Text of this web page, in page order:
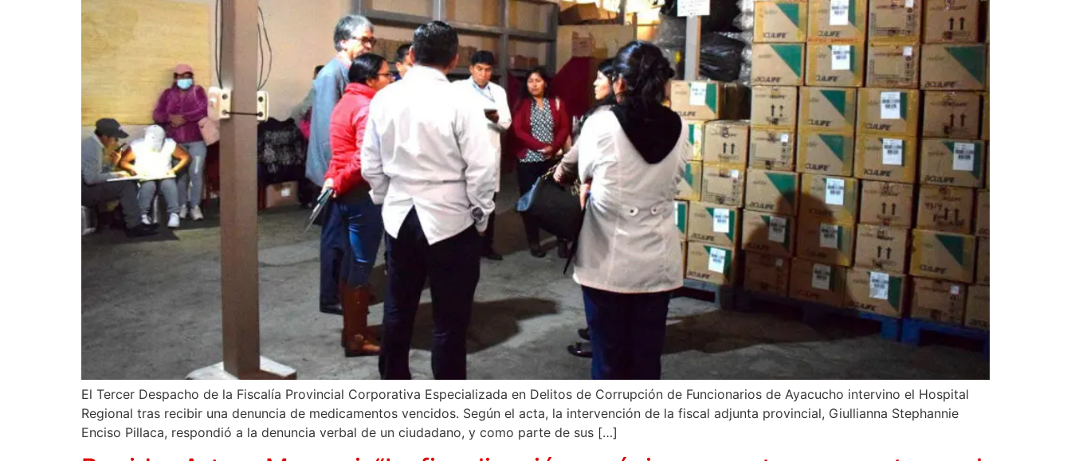
El Tercer Despacho de la Fiscalía Provincial Corporativa Especializada en Delitos de Corrupción de Funcionarios de Ayacucho intervino el Hospital
Regional tras recibir una denuncia de medicamentos vencidos. Según el acta, la intervención de la fiscal adjunta provincial, Giullianna Stephannie
Enciso Pillaca, respondió a la denuncia verbal de un ciudadano, y como parte de sus […]